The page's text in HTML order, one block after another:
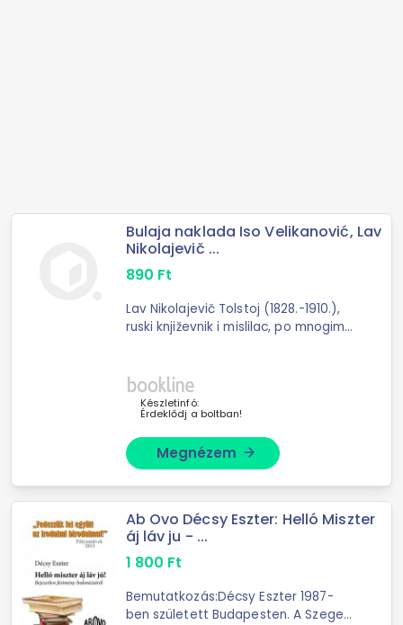
Bulaja naklada Iso Velikanović, Lav
Nikolajevič ...
890 Ft
Lav Nikolajevič Tolstoj (1828.-1910.),
ruski književnik i mislilac, po mnogima
Készletinfó:
Érdeklődj a boltban!
Megnézem arrow_forward
Ab Ovo Décsy Eszter: Helló Miszter
áj láv ju - ...
1 800 Ft
Bemutatkozás:Décsy Eszter 1987-
ben született Budapesten. A Szegedi